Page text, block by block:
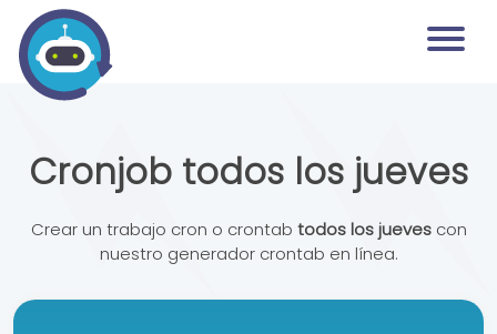
Cronjob todos los jueves
Crear un trabajo cron o crontab todos los juevescon
nuestro generador crontab en línea.